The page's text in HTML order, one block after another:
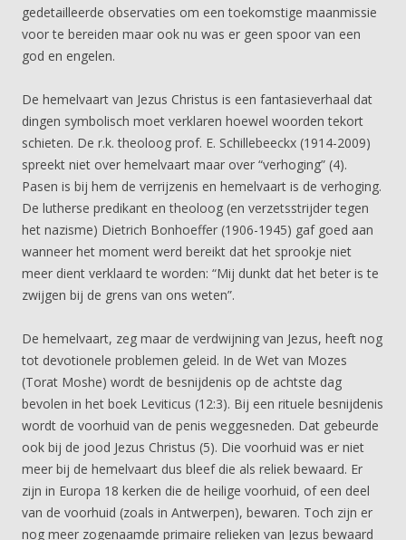
gedetailleerde observaties om een toekomstige maanmissie
voor te bereiden maar ook nu was er geen spoor van een
god en engelen.
De hemelvaart van Jezus Christus is een fantasieverhaal dat
dingen symbolisch moet verklaren hoewel woorden tekort
schieten. De r.k. theoloog prof. E. Schillebeeckx (1914-2009)
spreekt niet over hemelvaart maar over “verhoging” (4).
Pasen is bij hem de verrijzenis en hemelvaart is de verhoging.
De lutherse predikant en theoloog (en verzetsstrijder tegen
het nazisme) Dietrich Bonhoeffer (1906-1945) gaf goed aan
wanneer het moment werd bereikt dat het sprookje niet
meer dient verklaard te worden: “Mij dunkt dat het beter is te
zwijgen bij de grens van ons weten”.
De hemelvaart, zeg maar de verdwijning van Jezus, heeft nog
tot devotionele problemen geleid. In de Wet van Mozes
(Torat Moshe) wordt de besnijdenis op de achtste dag
bevolen in het boek Leviticus (12:3). Bij een rituele besnijdenis
wordt de voorhuid van de penis weggesneden. Dat gebeurde
ook bij de jood Jezus Christus (5). Die voorhuid was er niet
meer bij de hemelvaart dus bleef die als reliek bewaard. Er
zijn in Europa 18 kerken die de heilige voorhuid, of een deel
van de voorhuid (zoals in Antwerpen), bewaren. Toch zijn er
nog meer zogenaamde primaire relieken van Jezus bewaard